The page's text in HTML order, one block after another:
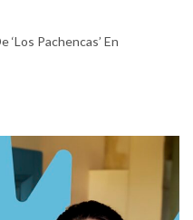
Pachencas’ En